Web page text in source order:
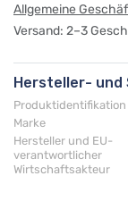
Allgemeine
Versand: 2–3
Hersteller- und
Produktidentifikation
Marke
Hersteller und EU-
verantwortlicher
Wirtschaftsakteur